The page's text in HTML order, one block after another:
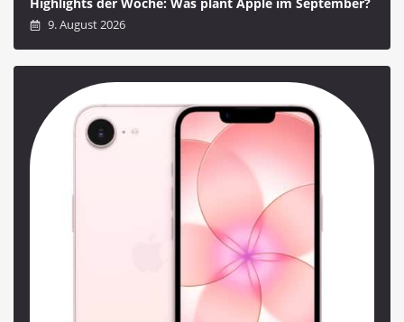
9. August 2026